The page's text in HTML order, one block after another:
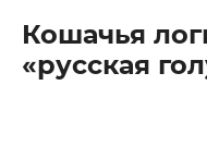
Кошачья
«русская